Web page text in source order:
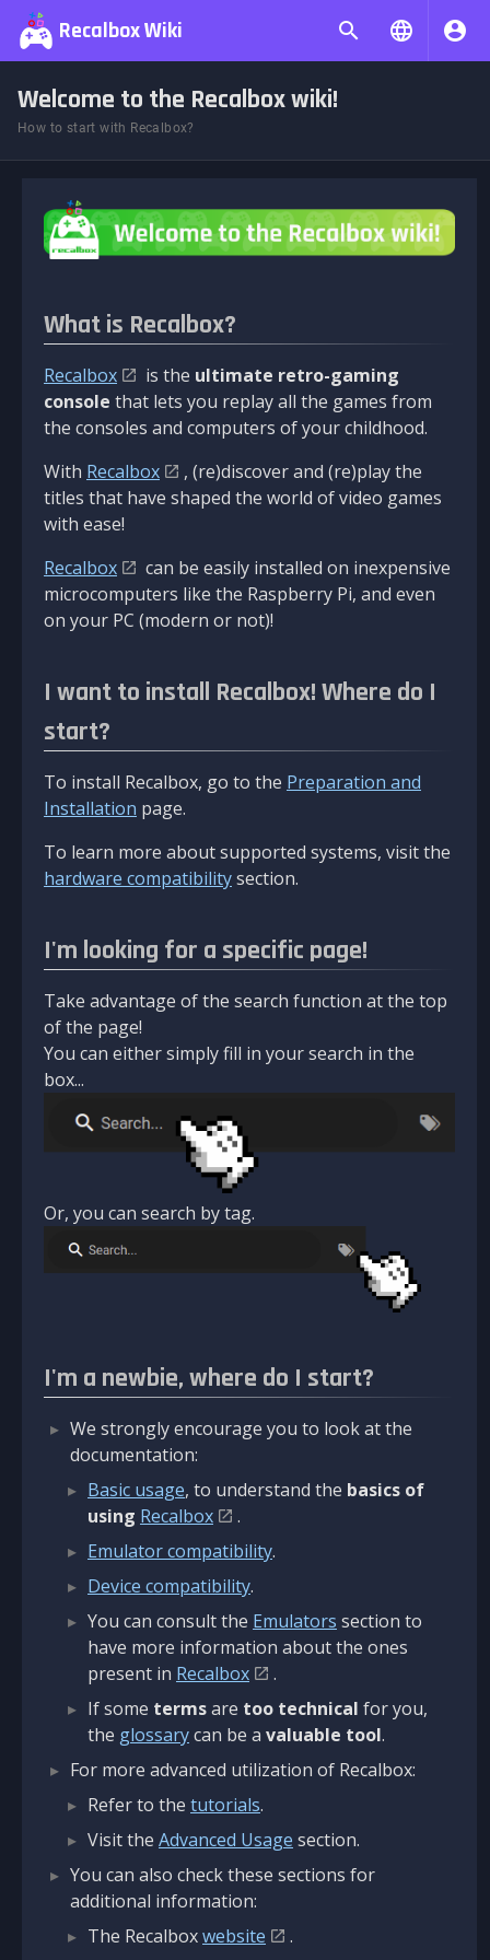
Recalbox Wiki
Welcome to the Recalbox wiki!
How to start with Recalbox?
What is Recalbox?
Recalbox is the ultimate retro-gaming
console that lets you replay all the games from
the consoles and computers of your childhood.
With Recalbox
, (re)discover and (re)play the
titles that have shaped the world of video games
with ease!
Recalbox
can be easily installed on inexpensive
microcomputers like the Raspberry Pi, and even
on your PC (modern or not)!
I want to install Recalbox! Where do I
start?
To install Recalbox, go to the Preparation and
Installation page.
To learn more about supported systems, visit the
hardware compatibilitysection.
I'm looking for a specific page!
Take advantage of the search function at the top
of the page!
You can either simply fill in your search in the
box...
Or, you can search by tag.
I'm a newbie, where do I start?
We strongly encourage you to look at the
documentation:
Basic usage, to understand the basics of
using Recalbox
.
Emulator compatibility.
Device compatibility.
You can consult the Emulators section to
have more information about the ones
present in Recalbox
.
If some termsare too technical for you,
the glossarycan be a valuable tool.
For more advanced utilization of Recalbox:
Refer to the tutorials.
Visit the Advanced Usage section.
You can also check these sections for
additional information:
The Recalboxwebsite
.